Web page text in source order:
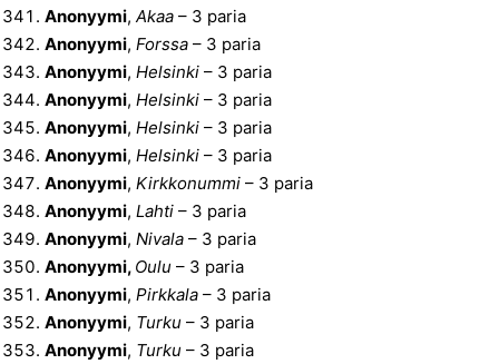
Anonyymi, Akaa – 3 paria
Anonyymi, Forssa – 3 paria
Anonyymi, Helsinki – 3 paria
Anonyymi, Helsinki – 3 paria
Anonyymi, Helsinki – 3 paria
Anonyymi, Helsinki – 3 paria
Anonyymi, Kirkkonummi – 3 paria
Anonyymi, Lahti – 3 paria
Anonyymi, Nivala – 3 paria
Anonyymi, Oulu – 3 paria
Anonyymi, Pirkkala – 3 paria
Anonyymi, Turku – 3 paria
Anonyymi, Turku – 3 paria